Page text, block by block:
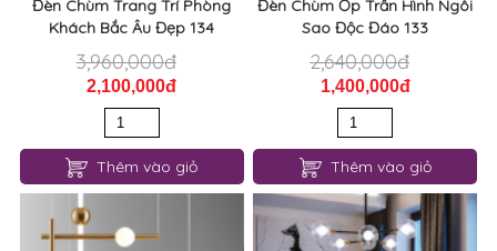
Đèn Chùm Trang Trí Phòng
Khách Bắc Âu Đẹp 134
3,960,000đ
2,100,000đ
Thêm vào giỏ
Đèn Chùm Ốp Trần Hình Ngôi
Sao Độc Đáo 133
2,640,000đ
1,400,000đ
Thêm vào giỏ